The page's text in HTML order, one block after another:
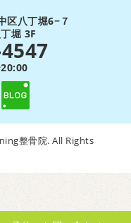
区八丁堀6−７
堀 3F
整骨院. All Rights